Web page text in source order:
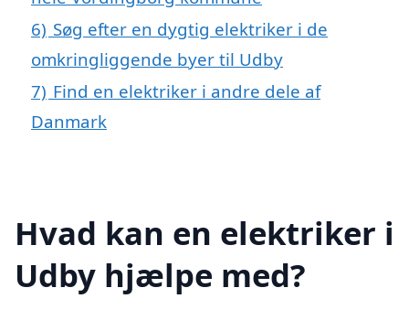
6) Søg efter en dygtig elektriker i de
omkringliggende byer til Udby
7) Find en elektriker i andre dele af
Danmark
Hvad kan en elektriker i
Udby hjælpe med?